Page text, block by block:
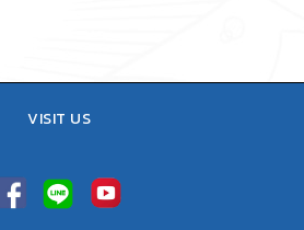
VISIT US